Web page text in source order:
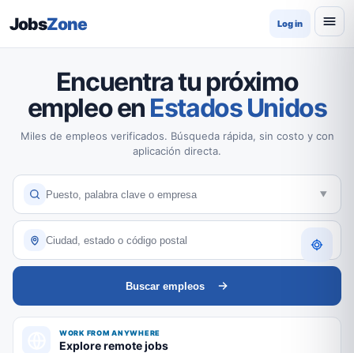
JobsZone Log in
Encuentra tu próximo
empleo en Estados Unidos
Miles de empleos verificados. Búsqueda rápida, sin costo y con
aplicación directa.
Buscar empleos
WORK FROM ANYWHERE
Explore remote jobs